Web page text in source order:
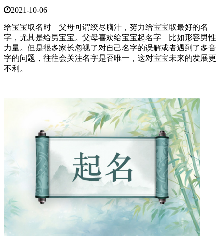
2021-10-06
给宝宝取名时，父母可谓绞尽脑汁，努力给宝宝取最好的名
字，尤其是给男宝宝。父母喜欢给宝宝起名字，比如形容男性
力量。但是很多家长忽视了对自己名字的误解或者遇到了多音
字的问题，往往会关注名字是否唯一，这对宝宝未来的发展更
不利。